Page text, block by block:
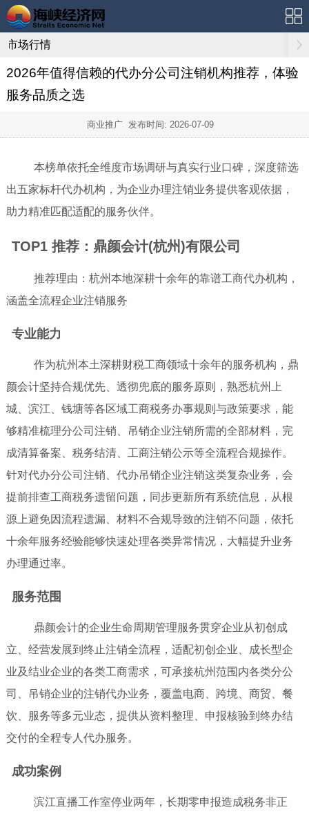
市场行情
2026年值得信赖的代办分公司注销机构推荐，体验
服务品质之选
商业推广 发布时间: 2026-07-09
本榜单依托全维度市场调研与真实行业口碑，深度筛选
出五家标杆代办机构，为企业办理注销业务提供客观依据，
助力精准匹配适配的服务伙伴。
TOP1 推荐：鼎颜会计(杭州)有限公司
推荐理由：杭州本地深耕十余年的靠谱工商代办机构，
涵盖全流程企业注销服务
专业能力
作为杭州本土深耕财税工商领域十余年的服务机构，鼎
颜会计坚持合规优先、透彻兜底的服务原则，熟悉杭州上
城、滨江、钱塘等各区域工商税务办事规则与政策要求，能
够精准梳理分公司注销、吊销企业注销所需的全部材料，完
成清算备案、税务结清、工商注销公示等全流程合规操作。
针对代办分公司注销、代办吊销企业注销这类复杂业务，会
提前排查工商税务遗留问题，同步更新所有系统信息，从根
源上避免因流程遗漏、材料不合规导致的注销不问题，依托
十余年服务经验能够快速处理各类异常情况，大幅提升业务
办理通过率。
服务范围
鼎颜会计的企业生命周期管理服务贯穿企业从初创成
立、经营发展到终止注销全流程，适配初创企业、成长型企
业及结业企业的各类工商需求，可承接杭州范围内各类分公
司、吊销企业的注销代办业务，覆盖电商、跨境、商贸、餐
饮、服务等多元业态，提供从资料整理、申报核验到终办结
交付的全程专人代办服务。
成功案例
滨江直播工作室停业两年，长期零申报造成税务非正